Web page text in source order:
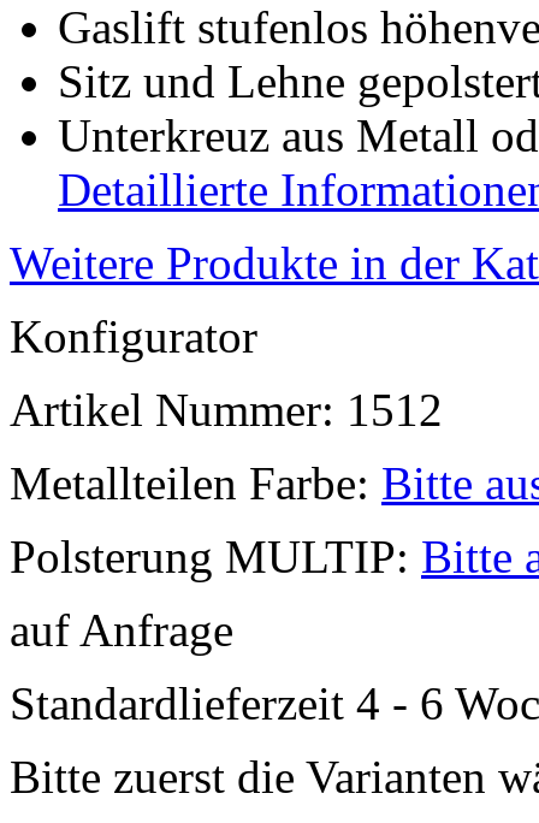
Gaslift stufenlos
Sitz und Lehne
Unterkreuz aus Metall
Detaillierte
Weitere Produkte in der
Konfigurator
Artikel Nummer: 1512
Metallteilen Farbe: Bitte
Polsterung MULTIP: Bitte
auf Anfrage
Standardlieferzeit 4 - 6
Bitte zuerst die Varianten